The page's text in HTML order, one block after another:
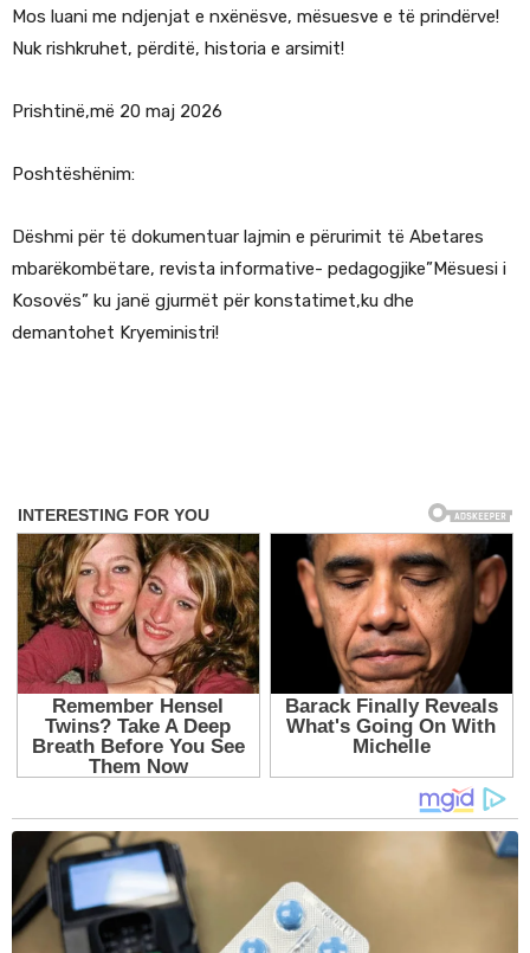
Mos luani me ndjenjat e nxënësve, mësuesve e të prindërve!
Nuk rishkruhet, përditë, historia e arsimit!
Prishtinë,më 20 maj 2026
Poshtëshënim:
Dëshmi për të dokumentuar lajmin e përurimit të Abetares
mbarëkombëtare, revista informative- pedagogjike”Mësuesi i
Kosovës” ku janë gjurmët për konstatimet,ku dhe
demantohet Kryeministri!